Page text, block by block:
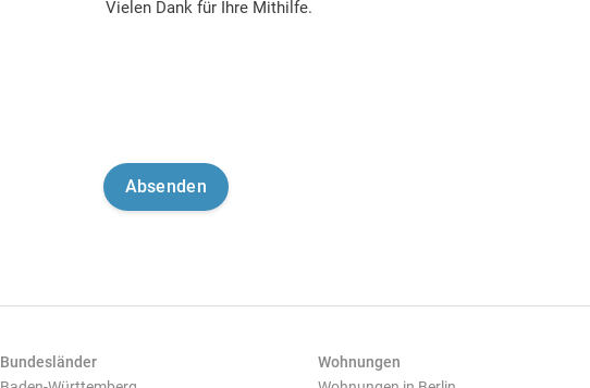
Vielen Dank für Ihre Mithilfe.
Bundesländer
Wohnungen